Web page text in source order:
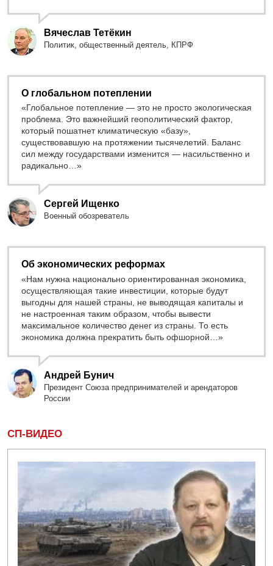
Вячеслав Тетёкин
Политик, общественный деятель, КПРФ
О глобальном потеплении
«Глобальное потепление — это не просто экологическая
проблема. Это важнейший геополитический фактор,
который пошатнет климатическую «базу»,
существовавшую на протяжении тысячелетий. Баланс
сил между государствами изменится — насильственно и
радикально…»
Сергей Ищенко
Военный обозреватель
Об экономических реформах
«Нам нужна национально ориентированная экономика,
осуществляющая такие инвестиции, которые будут
выгодны для нашей страны, не выводящая капиталы и
не настроенная таким образом, чтобы вывести
максимальное количество денег из страны. То есть
экономика должна прекратить быть офшорной…»
Андрей Бунич
Президент Союза предпринимателей и арендаторов
России
СП-ВИДЕО